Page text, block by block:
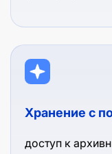
Хранение с
доступ к